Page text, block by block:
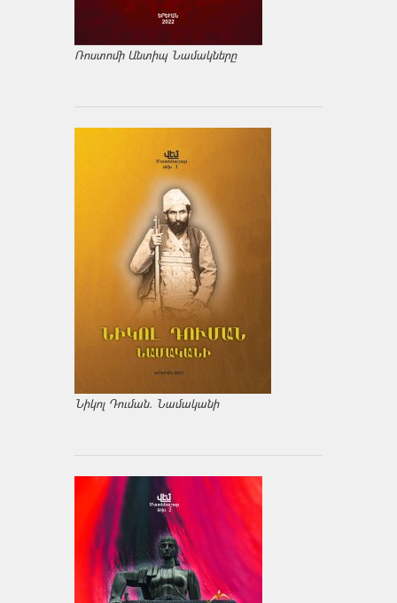
Ռոստոմի Անտիպ Նամակները
Նիկոլ Դուման. Նամականի